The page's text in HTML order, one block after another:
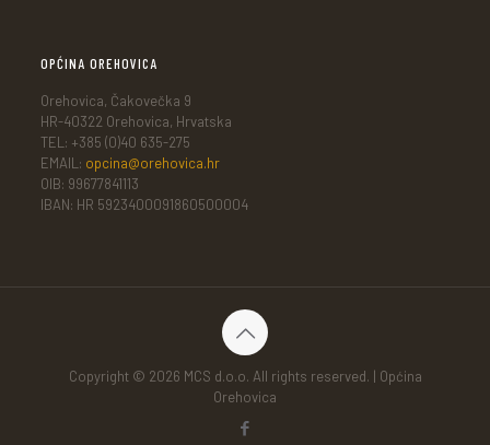
OPĆINA OREHOVICA
Orehovica, Čakovečka 9
HR-40322 Orehovica, Hrvatska
TEL: +385 (0)40 635-275
EMAIL: opcina@orehovica.hr
OIB: 99677841113
IBAN: HR 5923400091860500004
Copyright © 2026 MCS d.o.o. All rights reserved. | Općina
Orehovica